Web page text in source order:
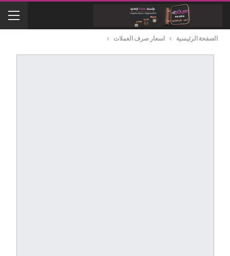
الصفحة الرئيسية اسعار صرف العملات